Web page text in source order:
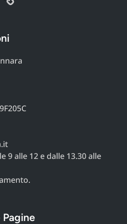
9 alle 12 e dalle 13.30 alle